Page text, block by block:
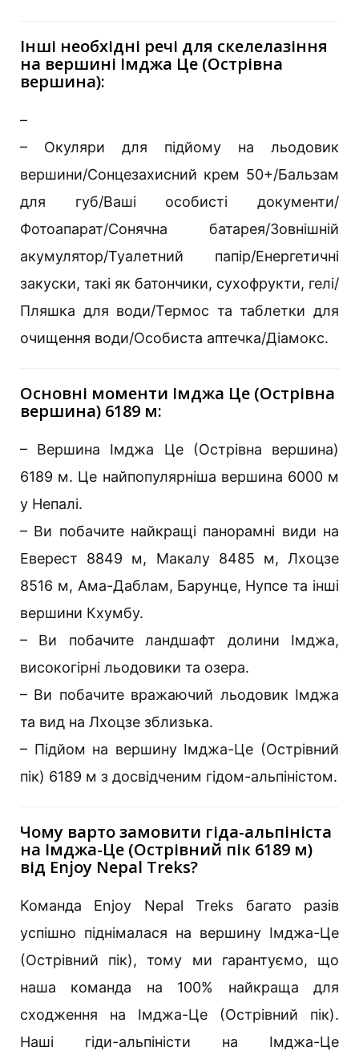
Інші необхідні речі для скелелазіння
на вершині Імджа Це (Острівна
вершина):
–
– Окуляри для підйому на льодовик
вершини/Сонцезахисний крем 50+/Бальзам
для губ/Ваші особисті документи/
Фотоапарат/Сонячна батарея/Зовнішній
акумулятор/Туалетний папір/Енергетичні
закуски, такі як батончики, сухофрукти, гелі/
Пляшка для води/Термос та таблетки для
очищення води/Особиста аптечка/Діамокс.
Основні моменти Імджа Це (Острівна
вершина) 6189 м:
– Вершина Імджа Це (Острівна вершина)
6189 м. Це найпопулярніша вершина 6000 м
у Непалі.
– Ви побачите найкращі панорамні види на
Еверест 8849 м, Макалу 8485 м, Лхоцзе
8516 м, Ама-Даблам, Барунце, Нупсе та інші
вершини Кхумбу.
– Ви побачите ландшафт долини Імджа,
високогірні льодовики та озера.
– Ви побачите вражаючий льодовик Імджа
та вид на Лхоцзе зблизька.
– Підйом на вершину Імджа-Це (Острівний
пік) 6189 м з досвідченим гідом-альпіністом.
Чому варто замовити гіда-альпініста
на Імджа-Це (Острівний пік 6189 м)
від Enjoy Nepal Treks?
Команда Enjoy Nepal Treks багато разів
успішно піднімалася на вершину Імджа-Це
(Острівний пік), тому ми гарантуємо, що
наша команда на 100% найкраща для
сходження на Імджа-Це (Острівний пік).
Наші гіди-альпіністи на Імджа-Це